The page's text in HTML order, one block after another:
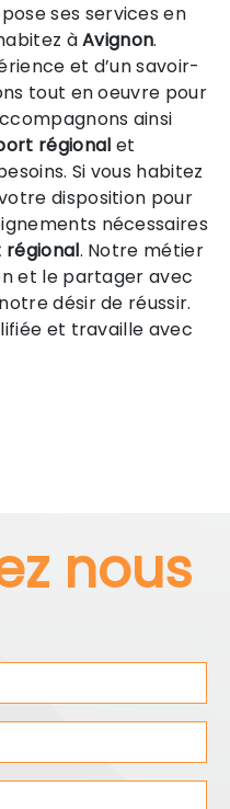
ses services en
àAvignon.
et d’un savoir-
tout en oeuvre pour
ainsi
régional et
Si vous habitez
disposition pour
nécessaires
. Notre métier
et le partager avec
désir de réussir.
et travaille avec
nous